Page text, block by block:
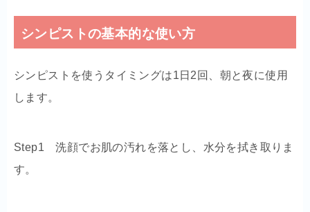
シンピストの基本的な使い方
シンピストを使うタイミングは1日2回、朝と夜に使用
します。
Step1 洗顔でお肌の汚れを落とし、水分を拭き取りま
す。